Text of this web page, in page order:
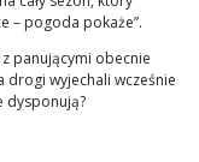
– pogoda pokaże”.
panującymi obecnie
wyjechali wcześnie
dysponują?